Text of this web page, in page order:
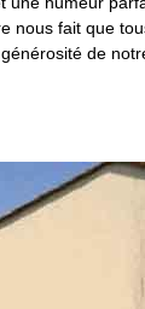
nous fait que
de